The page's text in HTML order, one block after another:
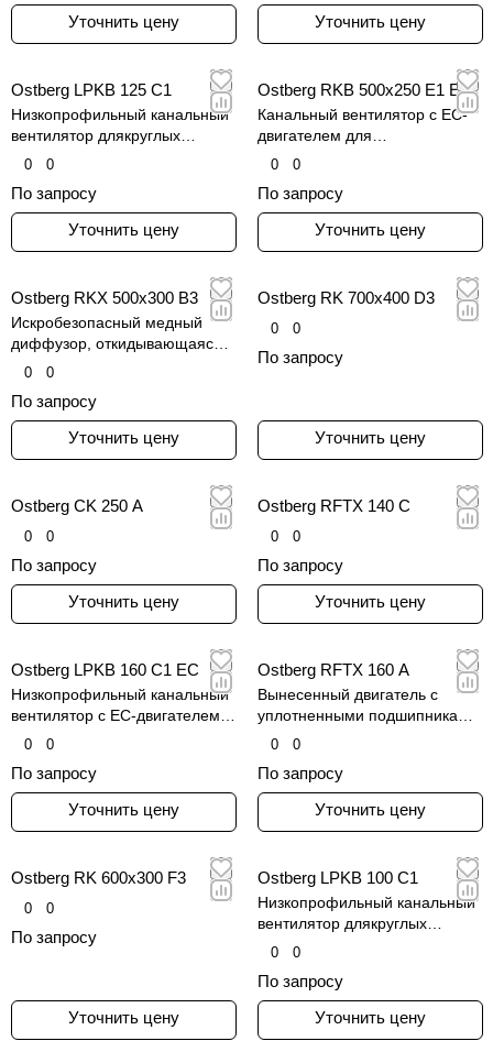
Уточнить цену Уточнить цену
Ostberg LPKB 125 C1
Низкопрофильный канальный
вентилятор длякруглых
воздуховодов, серия LPKB
0 0
По запросу
Уточнить цену
Ostberg RKB 500x250 E1 EC
Канальный вентилятор с EC-
двигателем для
прямоугольных воздуховодов,
0 0
По запросу
Уточнить цену
Ostberg RKX 500x300 B3
Искробезопасный медный
диффузор, откидывающаяся
плата для быстрого
пятиступенчатое
регулирование скорости.
0 0
По запросу
Уточнить цену
Ostberg RK 700x400 D3
0 0
По запросу
Уточнить цену
Ostberg CK 250 A
0 0
По запросу
Уточнить цену
Ostberg RFTX 140 C
0 0
По запросу
Уточнить цену
Ostberg LPKB 160 C1 EC
Низкопрофильный канальный
вентилятор с EC-двигателем
для круглых воздуховодов,
0 0
По запросу
Уточнить цену
Ostberg RFTX 160 A
Вынесенный двигатель с
уплотненными подшипниками
и медный искробезопасный
0 0
По запросу
Уточнить цену
Ostberg RK 600x300 F3
0 0
По запросу
Уточнить цену
Ostberg LPKB 100 C1
Низкопрофильный канальный
вентилятор длякруглых
воздуховодов, серия LPKB
0 0
По запросу
Уточнить цену